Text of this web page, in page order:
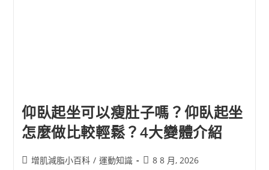
仰臥起坐可以瘦肚子嗎？仰臥起坐
怎麼做比較輕鬆？4大變體介紹
增肌減脂小百科 / 運動知識 8 8 月, 2026